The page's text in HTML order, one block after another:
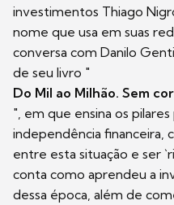
investimentos Thiago
nome que usa em suas
conversa com Danilo
de seu livro "
Do Mil ao Milhão. Sem
", em que ensina os
independência financeira,
entre esta situação e ser
conta como aprendeu a
dessa época, além de